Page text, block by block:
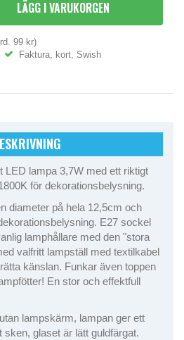
LÄGG I VARUKORGEN
99 kr)
Faktura, kort, Swish
LED lampa 3,7W med ett riktigt
för dekorationsbelysning.
diameter på hela 12,5cm och
E27 sockel
lamphållare med den "stora
valfritt lampställ med textilkabel
känslan. Funkar även toppen
En stor och effektfull
lampskärm, lampan ger ett
glaset är lätt guldfärgat.